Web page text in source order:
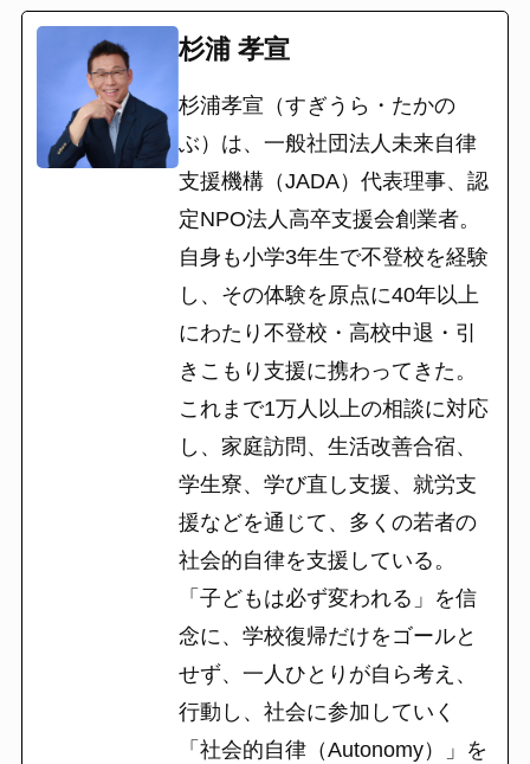
杉浦 孝宣
杉浦孝宣（すぎうら・たかの
ぶ）は、一般社団法人未来自律
支援機構（JADA）代表理事、認
定NPO法人高卒支援会創業者。
自身も小学3年生で不登校を経験
し、その体験を原点に40年以上
にわたり不登校・高校中退・引
きこもり支援に携わってきた。
これまで1万人以上の相談に対応
し、家庭訪問、生活改善合宿、
学生寮、学び直し支援、就労支
援などを通じて、多くの若者の
社会的自律を支援している。
「子どもは必ず変われる」を信
念に、学校復帰だけをゴールと
せず、一人ひとりが自ら考え、
行動し、社会に参加していく
「社会的自律（Autonomy）」を